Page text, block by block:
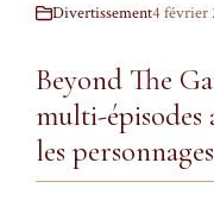
Divertissement4 février
Beyond The
multi-épisodes
les